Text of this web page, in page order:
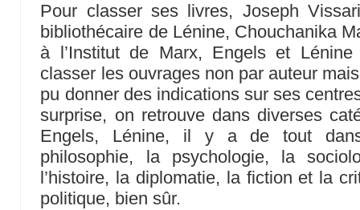
Pour classer ses livres, Joseph
bibliothécaire de Lénine, Chouchanika
à l’Institut de Marx, Engels et
classer les ouvrages non par auteur
pu donner des indications sur ses
surprise, on retrouve dans diverses
Engels, Lénine, il y a de tout
philosophie, la psychologie, la
l’histoire, la diplomatie, la fiction et la
politique, bien sûr.